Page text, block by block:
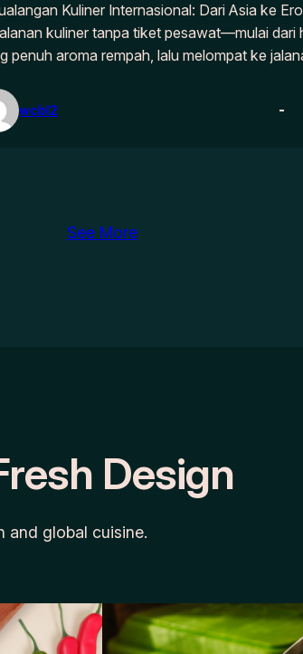
Kuliner Internasional: Dari Asia ke
kuliner tanpa tiket pesawat—mulai dari
penuh aroma rempah, lalu melompat ke
wcbl2
See More
Design
and global cuisine.